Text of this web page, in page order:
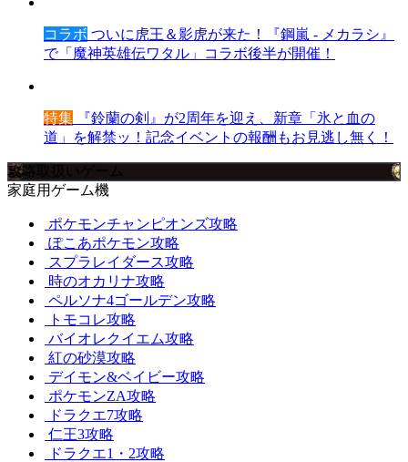
コラボ ついに虎王＆影虎が来た！『鋼嵐 - メカラシ』
で「魔神英雄伝ワタル」コラボ後半が開催！
特集 『鈴蘭の剣』が2周年を迎え、新章「氷と血の
道」を解禁ッ！記念イベントの報酬もお見逃し無く！
攻略取扱いゲーム
家庭用ゲーム機
ポケモンチャンピオンズ攻略
ぽこあポケモン攻略
スプラレイダース攻略
時のオカリナ攻略
ペルソナ4ゴールデン攻略
トモコレ攻略
バイオレクイエム攻略
紅の砂漠攻略
デイモン&ベイビー攻略
ポケモンZA攻略
ドラクエ7攻略
仁王3攻略
ドラクエ1・2攻略